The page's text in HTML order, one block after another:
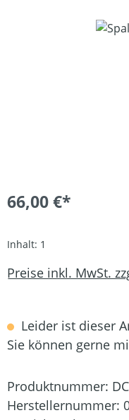
Bildergalerie
66,00 €*
Inhalt: 1
Preise inkl. MwSt.
Leider ist dieser
Sie können gerne
Produktnummer:
Herstellernummer: